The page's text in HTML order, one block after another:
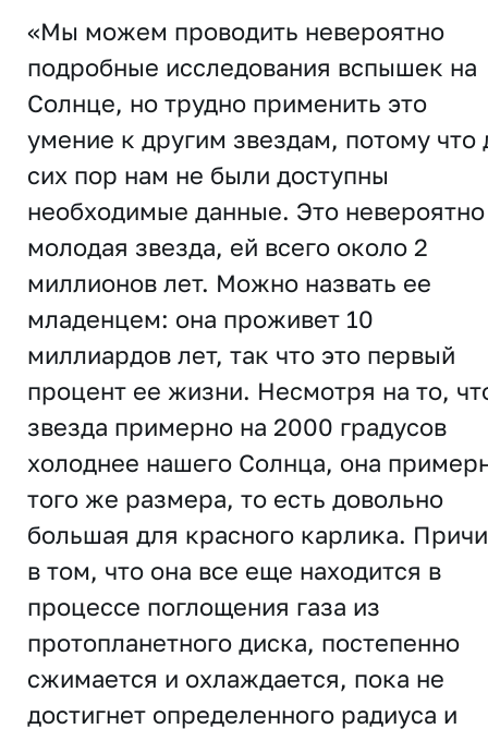
«Мы можем проводить невероятно
подробные исследования вспышек на
Солнце, но трудно применить это
умение к другим звездам, потому что
сих пор нам не были доступны
необходимые данные. Это невероятно
молодая звезда, ей всего около 2
миллионов лет. Можно назвать ее
младенцем: она проживет 10
миллиардов лет, так что это первый
процент ее жизни. Несмотря на то,
звезда примерно на 2000 градусов
холоднее нашего Солнца, она
того же размера, то есть довольно
большая для красного карлика.
в том, что она все еще находится в
процессе поглощения газа из
протопланетного диска, постепенно
сжимается и охлаждается, пока не
достигнет определенного радиуса и